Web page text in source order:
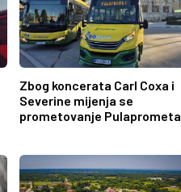
Zbog koncerata Carl Coxa i
Severine mijenja se
prometovanje Pulaprometa